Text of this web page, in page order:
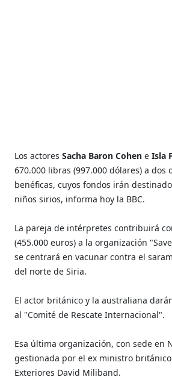
Los actoresSacha Baron Cohen e Isla
670.000 libras (997.000 dólares) a dos
benéficas, cuyos fondos irán
niños sirios, informa hoy la BBC.
La pareja de intérpretes contribuirá
(455.000 euros) a la organización
se centrará en vacunar contra el
del norte de Siria.
El actor británico y la australiana
al "Comité de Rescate Internacional".
Esa última organización, con sede en
gestionada por el ex ministro
Exteriores David Miliband.